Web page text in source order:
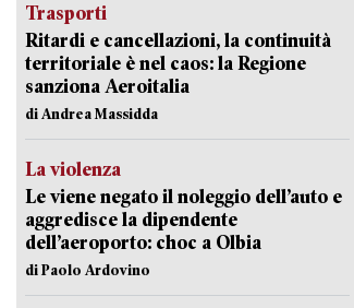
Trasporti
Ritardi e cancellazioni, la continuità
territoriale è nel caos: la Regione
sanziona Aeroitalia
di Andrea Massidda
La violenza
Le viene negato il noleggio dell’auto e
aggredisce la dipendente
dell’aeroporto: choc a Olbia
di Paolo Ardovino